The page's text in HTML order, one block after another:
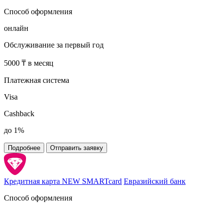
Способ оформления
онлайн
Обслуживание за первый год
5000 ₸ в месяц
Платежная система
Visa
Cashback
до 1%
Подробнее Отправить заявку
Кредитная карта NEW SMARTcard Евразийский банк
Способ оформления